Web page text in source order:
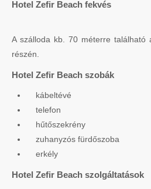
Hotel Zefir Beach fekvés
A szálloda kb. 70 méterre található
részén.
Hotel Zefir Beach szobák
kábeltévé
telefon
hűtőszekrény
zuhanyzós fürdőszoba
erkély
Hotel Zefir Beach szolgáltatások